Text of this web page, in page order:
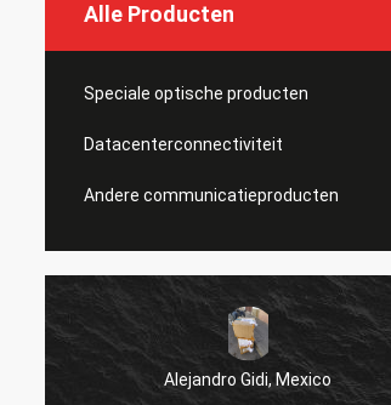
Alle Producten
Speciale optische producten
Datacenterconnectiviteit
Andere communicatieproducten
Alejandro Gidi, Mexico